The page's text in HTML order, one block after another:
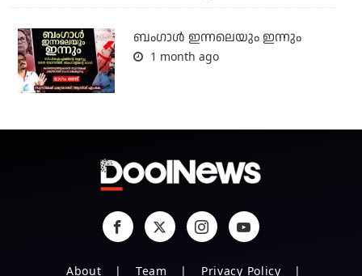
ബംഗാള്‍ ഇന്നലെയും ഇന്നും
1 month ago
About Team Privacy Policy